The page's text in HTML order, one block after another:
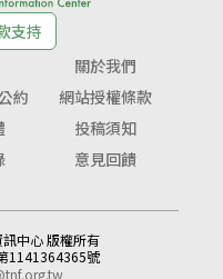
支持
關於我們
約
網站授權條款
投稿須知
意見回饋
中心 版權所有
1141364365號